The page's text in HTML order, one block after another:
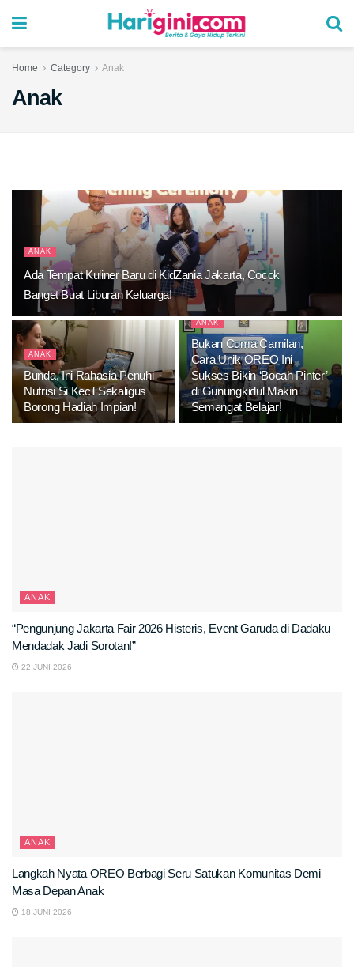
Home Category Anak
Anak
ANAK
Ada Tempat Kuliner Baru di KidZania Jakarta, Cocok
Banget Buat Liburan Keluarga!
ANAK
Bunda, Ini Rahasia Penuhi
Nutrisi Si Kecil Sekaligus
Borong Hadiah Impian!
ANAK
Bukan Cuma Camilan,
Cara Unik OREO Ini
Sukses Bikin ‘Bocah Pinter’
di Gunungkidul Makin
Semangat Belajar!
ANAK
“Pengunjung Jakarta Fair 2026 Histeris, Event Garuda di Dadaku
Mendadak Jadi Sorotan!”
22 JUNI 2026
ANAK
Langkah Nyata OREO Berbagi Seru Satukan Komunitas Demi
Masa Depan Anak
18 JUNI 2026